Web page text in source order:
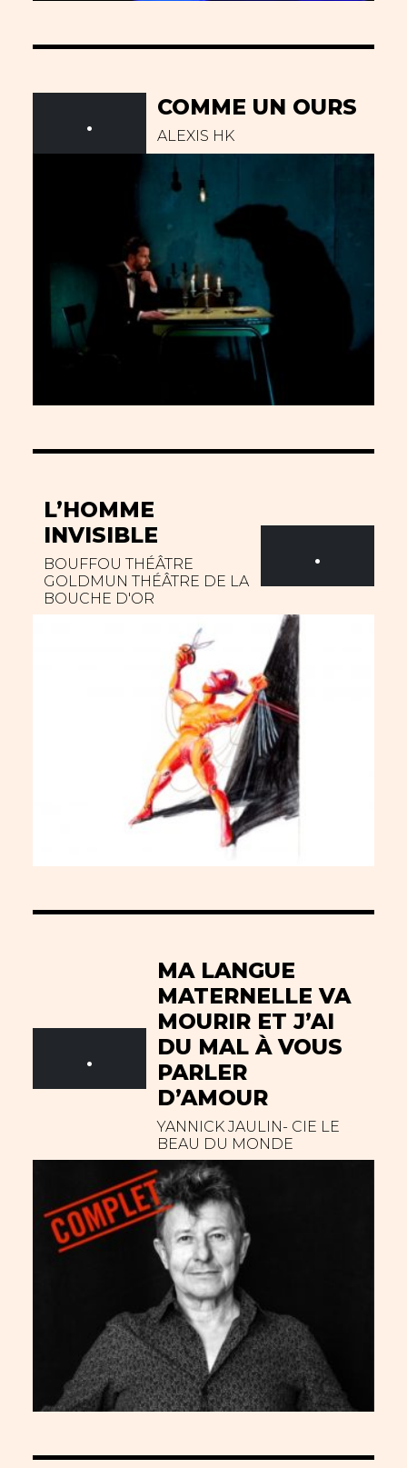
COMME UN OURS
ALEXIS HK
.
L’HOMME
INVISIBLE
BOUFFOU THÉÂTRE
GOLDMUN THÉÂTRE DE LA
BOUCHE D'OR
.
MA LANGUE
MATERNELLE VA
MOURIR ET J’AI
DU MAL À VOUS
PARLER
D’AMOUR
YANNICK JAULIN- CIE LE
BEAU DU MONDE
.